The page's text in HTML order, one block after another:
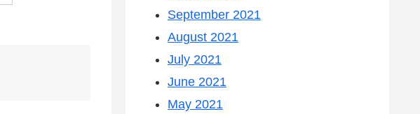
September 2021
August 2021
July 2021
June 2021
May 2021